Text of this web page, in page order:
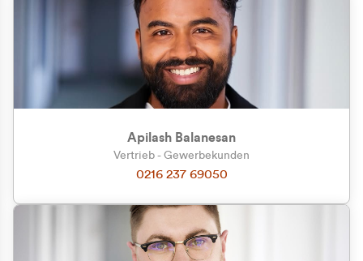
Apilash Balanesan
Vertrieb - Gewerbekunden
0216 237 69050